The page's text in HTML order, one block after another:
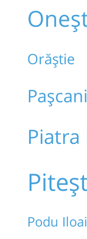
Orăștie
Pașcani
Podu